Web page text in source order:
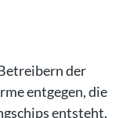
der
entgegen, die
entsteht.